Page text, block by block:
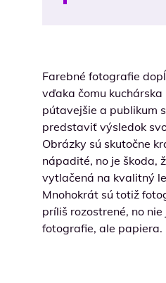
Farebné fotografie
vďaka čomu
pútavejšie a publikum
predstaviť výsledok
Obrázky sú skutočne
nápadité, no je škoda,
vytlačená na kvalitný
Mnohokrát sú totiž
príliš rozostrené, no
fotografie, ale papiera.